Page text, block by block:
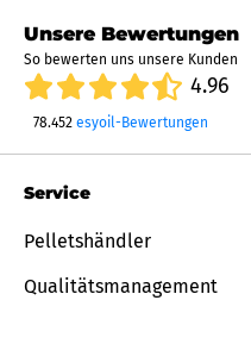
Unsere Bewertungen
So bewerten uns unsere Kunden
4.96
78.452 esyoil-Bewertungen
Service
Pelletshändler
Qualitätsmanagement